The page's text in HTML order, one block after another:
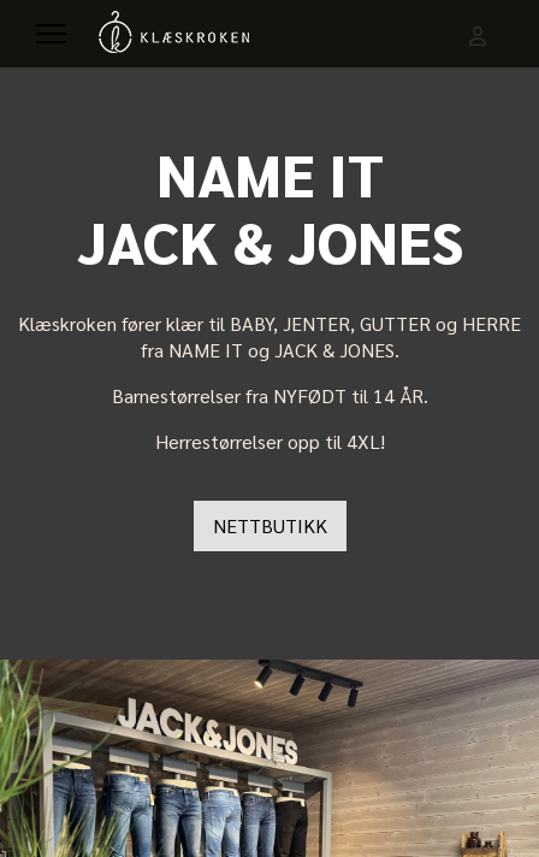
NAME IT
JACK & JONES
Klæskroken fører klær til BABY, JENTER, GUTTER og HERRE
fra NAME IT og JACK & JONES.
Barnestørrelser fra NYFØDT til 14 ÅR.
Herrestørrelser opp til 4XL!
NETTBUTIKK